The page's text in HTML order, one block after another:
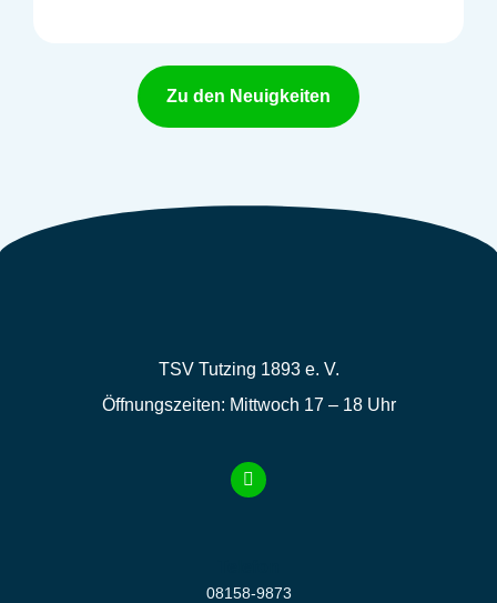
Zu den Neuigkeiten
TSV Tutzing 1893 e. V.
Öffnungszeiten: Mittwoch 17 – 18 Uhr
08158-9873